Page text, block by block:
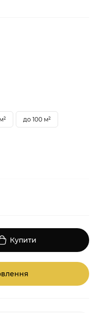
до 100 м²
Купити